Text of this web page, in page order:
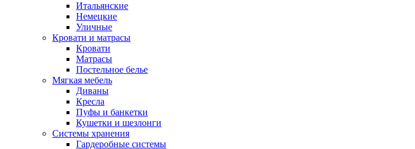
Итальянские
Немецкие
Уличные
Кровати и матрасы
Кровати
Матрасы
Постельное белье
Мягкая мебель
Диваны
Кресла
Пуфы и банкетки
Кушетки и шезлонги
Системы хранения
Гардеробные системы